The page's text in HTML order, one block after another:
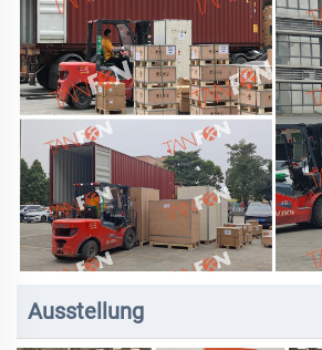
Ausstellung